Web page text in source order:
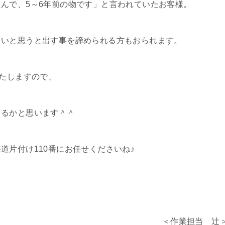
で、5～6年前の物です」と言われていたお客様。
と思うと出す事を諦められる方もおられます。
しますので、
かと思います＾＾
片付け110番にお任せくださいね♪
＜作業担当 辻